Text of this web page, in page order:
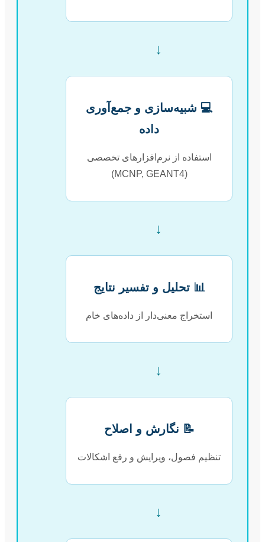
↓
💻 شبیه‌سازی و جمع‌آوری
داده
استفاده از نرم‌افزارهای تخصصی
(MCNP, GEANT4)
↓
📊 تحلیل و تفسیر نتایج
استخراج معنی‌دار از داده‌های خام
↓
📝 نگارش و اصلاح
تنظیم فصول، ویرایش و رفع اشکالات
↓